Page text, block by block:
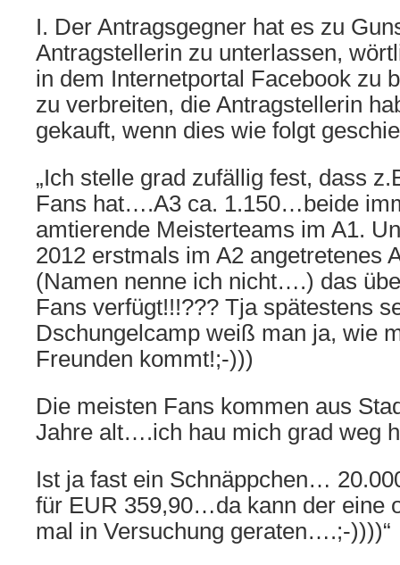
I. Der Antragsgegner hat es zu
Antragstellerin zu unterlassen,
in dem Internetportal Facebook zu
zu verbreiten, die Antragstellerin
gekauft, wenn dies wie folgt
„Ich stelle grad zufällig fest, dass
Fans hat….A3 ca. 1.150…beide
amtierende Meisterteams im A1.
2012 erstmals im A2 angetretenes
(Namen nenne ich nicht….) das
Fans verfügt!!!??? Tja spätestens
Dschungelcamp weiß man ja, wie
Freunden kommt!;-)))
Die meisten Fans kommen aus
Jahre alt….ich hau mich grad weg
Ist ja fast ein Schnäppchen…
für EUR 359,90…da kann der eine
mal in Versuchung geraten….;-))))“